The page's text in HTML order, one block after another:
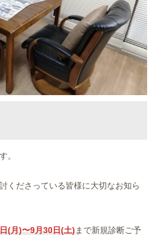
。
くださっている皆様に大切なお知ら
(月)〜9月30日(土)まで新規診断ご予